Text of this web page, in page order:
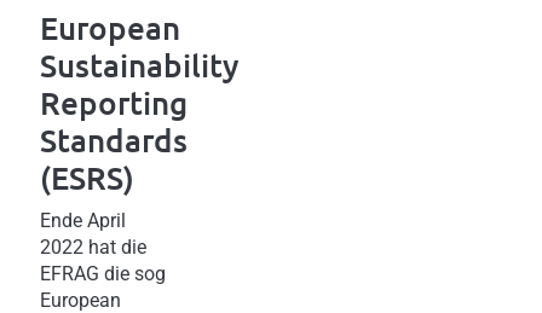
European
Sustainability
Reporting
Standards
(ESRS)
Ende April
2022 hat die
EFRAG die sog
European